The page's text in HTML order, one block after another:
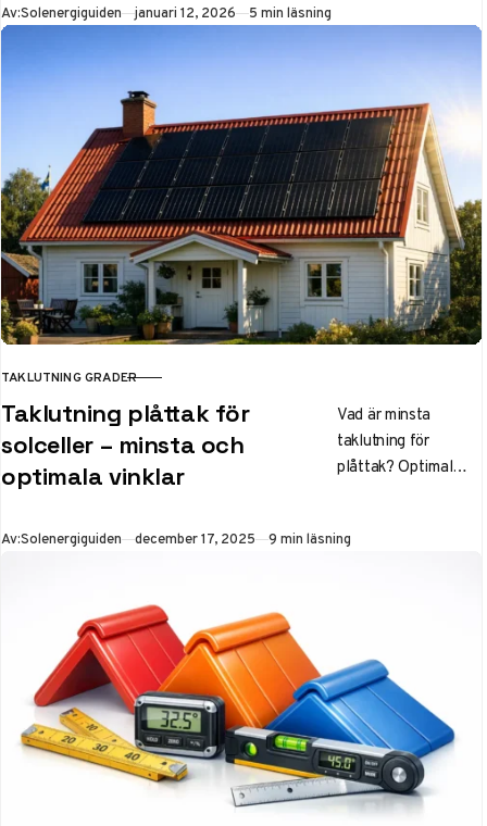
Av:Solenergiguiden Publicerad
januari 12, 2026 5 min läsning
KATEGORI
TAKLUTNING GRADER
Taklutning plåttak för
solceller – minsta och
optimala vinklar
Vad är minsta
taklutning för
plåttak? Optimal
Läs om BBR-krav,
misstag.
Av:Solenergiguiden Publicerad
december 17, 2025 9 min läsning